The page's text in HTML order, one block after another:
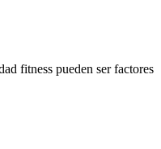
fitness pueden ser factores